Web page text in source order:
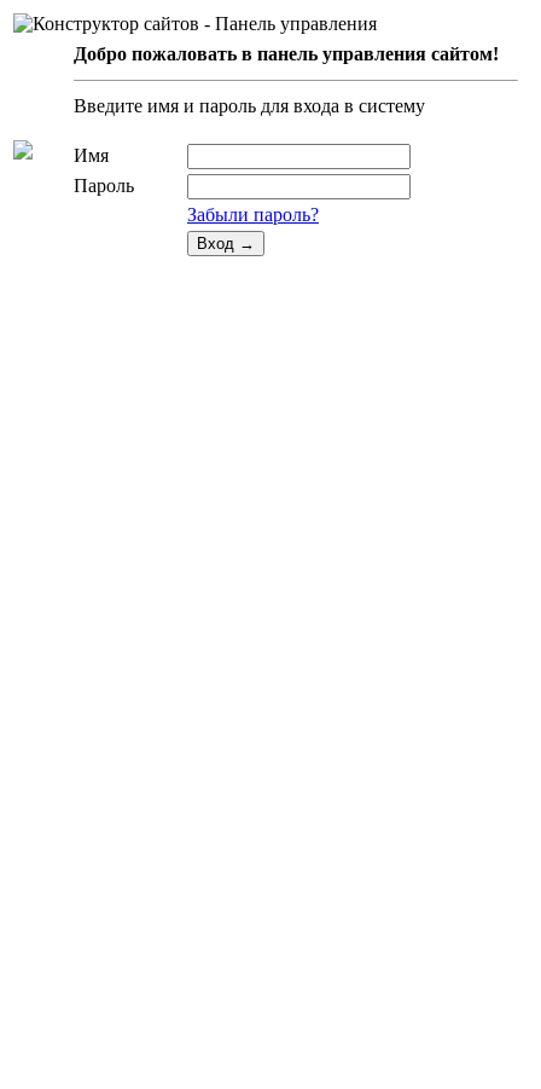
Добро пожаловать в панель управления сайтом!
Введите имя и пароль для входа в систему
Имя
Пароль
Забыли пароль?